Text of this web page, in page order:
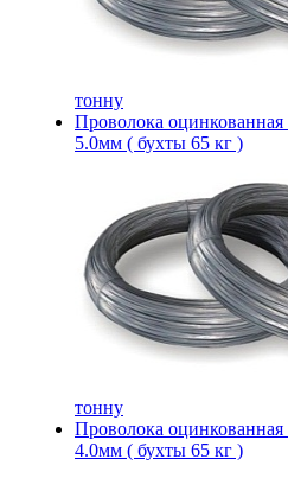
тонну
Проволока оцинкованная
5.0мм ( бухты 65 кг )
тонну
Проволока оцинкованная
4.0мм ( бухты 65 кг )